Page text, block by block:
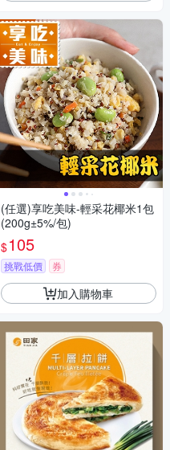
(任選)享吃美味-輕采花椰米1包
(200g±5%/包)
$105
挑戰低價 券
加入購物車